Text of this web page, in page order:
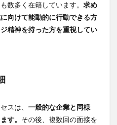
数多く在籍しています。 求め
向けて能動的に行動できる方
精神を持った方を重視してい
スは、 一般的な企業と同様
す。 その後、複数回の面接を